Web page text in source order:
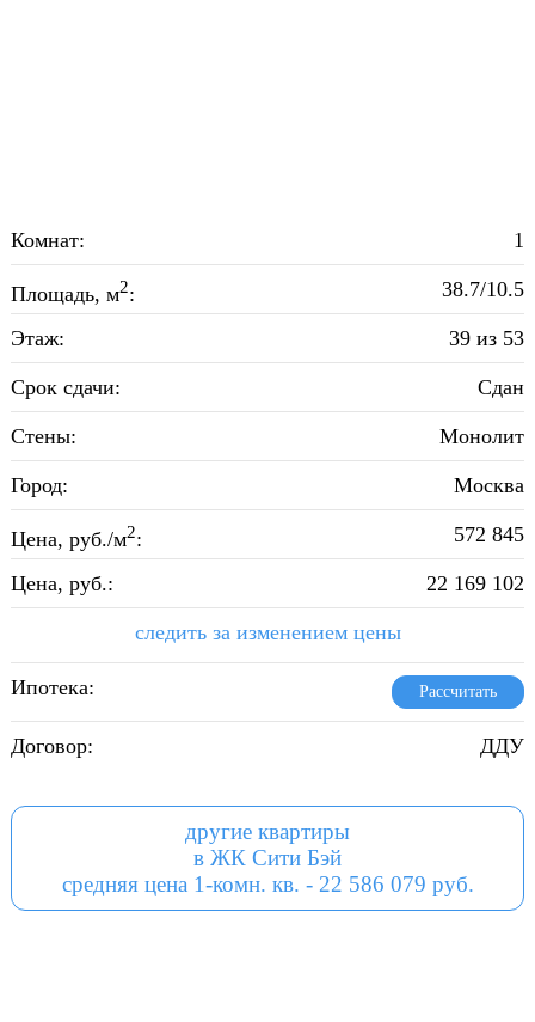
Комнат: 1
Площадь, м2: 38.7/10.5
Этаж: 39 из 53
Срок сдачи: Сдан
Стены: Монолит
Город: Москва
Цена, руб./м2: 572 845
Цена, руб.: 22 169 102
следить за изменением цены
Ипотека: Рассчитать
Договор: ДДУ
другие квартиры
в ЖК Сити Бэй
средняя цена 1-комн. кв. - 22 586 079 руб.